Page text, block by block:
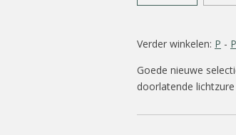
Verder winkelen: P -
Goede nieuwe
doorlatende